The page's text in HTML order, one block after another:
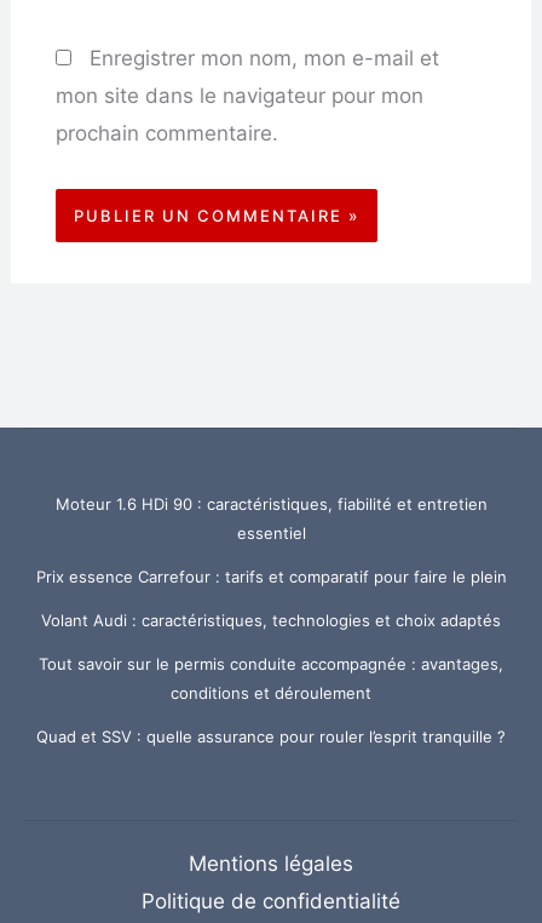
Enregistrer mon nom, mon e-mail et
mon site dans le navigateur pour mon
prochain commentaire.
Moteur 1.6 HDi 90 : caractéristiques, fiabilité et entretien
essentiel
Prix essence Carrefour : tarifs et comparatif pour faire le plein
Volant Audi : caractéristiques, technologies et choix adaptés
Tout savoir sur le permis conduite accompagnée : avantages,
conditions et déroulement
Quad et SSV : quelle assurance pour rouler l’esprit tranquille ?
Mentions légales
Politique de confidentialité